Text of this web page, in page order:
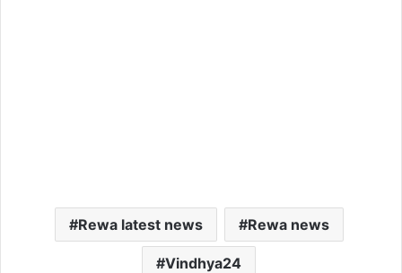
Rewa latest news Rewa news
Vindhya24